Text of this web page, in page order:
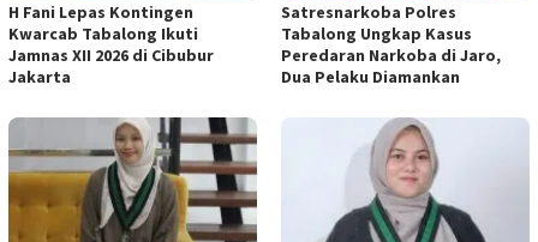
H Fani Lepas Kontingen
Kwarcab Tabalong Ikuti
Jamnas XII 2026 di Cibubur
Jakarta
Satresnarkoba Polres
Tabalong Ungkap Kasus
Peredaran Narkoba di Jaro,
Dua Pelaku Diamankan